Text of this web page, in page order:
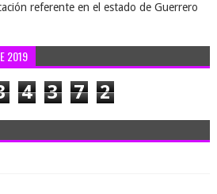
referente en el estado de Guerrero
2019
4 3 7 2